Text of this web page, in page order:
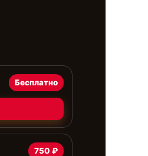
Бесплатно
750 ₽